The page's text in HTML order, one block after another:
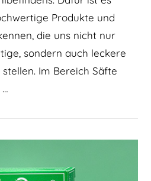
LESEN
Produkte und
die uns nicht nur
sondern auch leckere
Im Bereich Säfte